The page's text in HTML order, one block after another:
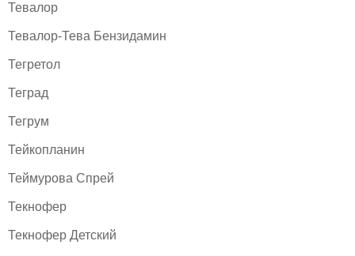
Тевалор
Тевалор-Тева Бензидамин
Тегретол
Теград
Тегрум
Тейкопланин
Теймурова Спрей
Текнофер
Текнофер Детский